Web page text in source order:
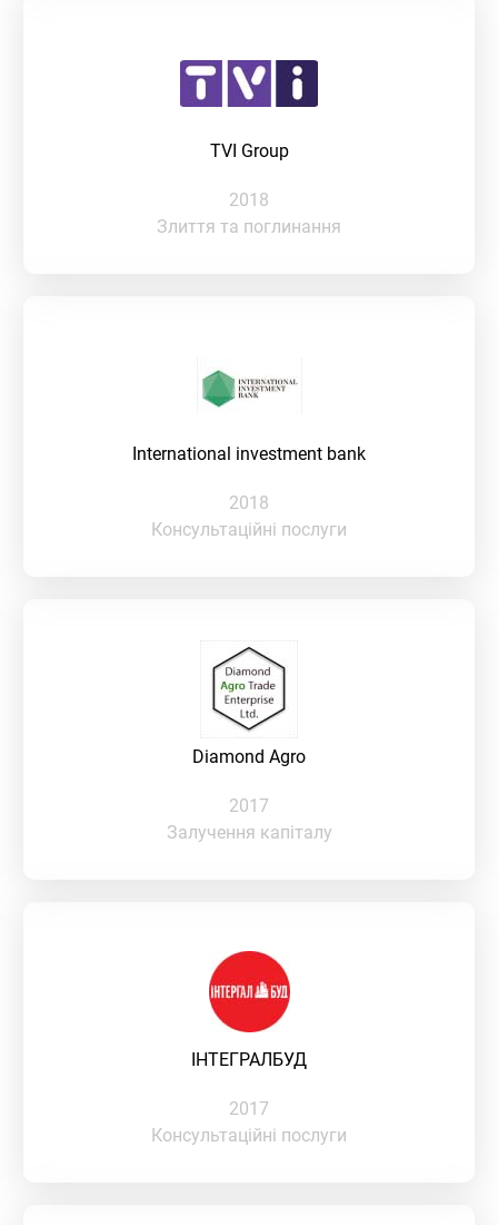
TVI Group
2018
Злиття та поглинання
International investment bank
2018
Консультаційні послуги
Diamond Agro
2017
Залучення капіталу
ІНТЕГРАЛБУД
2017
Консультаційні послуги